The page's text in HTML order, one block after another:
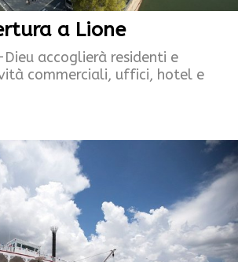
a Lione
accoglierà residenti e
commerciali, uffici, hotel e